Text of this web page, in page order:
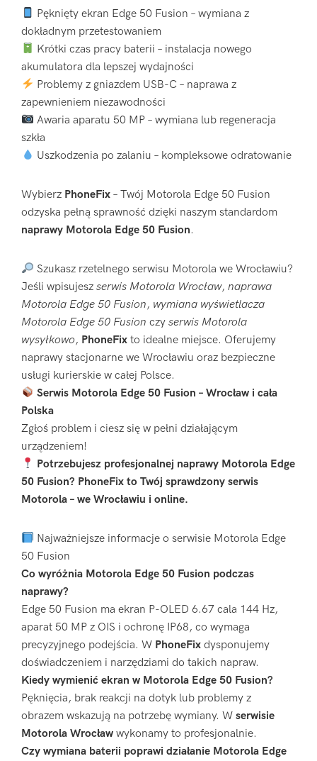
Pęknięty ekran Edge 50 Fusion – wymiana z
dokładnym przetestowaniem
Krótki czas pracy baterii – instalacja nowego
akumulatora dla lepszej wydajności
Problemy z gniazdem USB-C – naprawa z
zapewnieniem niezawodności
Awaria aparatu 50 MP – wymiana lub regeneracja
szkła
Uszkodzenia po zalaniu – kompleksowe odratowanie
Wybierz PhoneFix – Twój Motorola Edge 50 Fusion
odzyska pełną sprawność dzięki naszym standardom
naprawy Motorola Edge 50 Fusion.
Szukasz rzetelnego serwisu Motorola we Wrocławiu?
Jeśli wpisujesz serwis Motorola Wrocław, naprawa
Motorola Edge 50 Fusion, wymiana wyświetlacza
Motorola Edge 50 Fusion czy serwis Motorola
wysyłkowo, PhoneFix to idealne miejsce. Oferujemy
naprawy stacjonarne we Wrocławiu oraz bezpieczne
usługi kurierskie w całej Polsce.
Serwis Motorola Edge 50 Fusion – Wrocław i cała
Polska
Zgłoś problem i ciesz się w pełni działającym
urządzeniem!
Potrzebujesz profesjonalnej naprawy Motorola Edge
50 Fusion? PhoneFix to Twój sprawdzony serwis
Motorola – we Wrocławiu i online.
Najważniejsze informacje o serwisie Motorola Edge
50 Fusion
Co wyróżnia Motorola Edge 50 Fusion podczas
naprawy?
Edge 50 Fusion ma ekran P-OLED 6.67 cala 144 Hz,
aparat 50 MP z OIS i ochronę IP68, co wymaga
precyzyjnego podejścia. W PhoneFix dysponujemy
doświadczeniem i narzędziami do takich napraw.
Kiedy wymienić ekran w Motorola Edge 50 Fusion?
Pęknięcia, brak reakcji na dotyk lub problemy z
obrazem wskazują na potrzebę wymiany. W serwisie
Motorola Wrocław wykonamy to profesjonalnie.
Czy wymiana baterii poprawi działanie Motorola Edge